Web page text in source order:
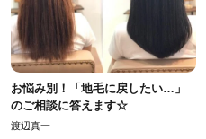
お悩み別！「地毛に戻したい…」
のご相談に答えます☆
渡辺真一